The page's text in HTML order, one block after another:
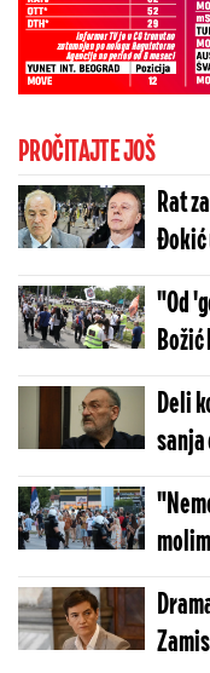
PROČITAJTE JOŠ
Rat
Đokić
"Od
Deli
sanja